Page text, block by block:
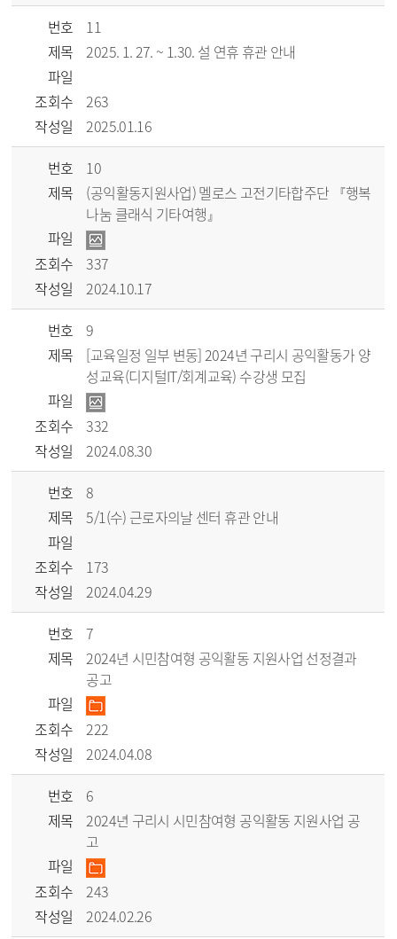
번호
11
제목
2025. 1. 27. ~ 1.30. 설 연휴 휴관 안내
파일
조회수
263
작성일
2025.01.16
번호
10
제목
(공익활동지원사업) 멜로스 고전기타합주단 『행복
나눔 클래식 기타여행』
파일
조회수
337
작성일
2024.10.17
번호
9
제목
[교육일정 일부 변동] 2024년 구리시 공익활동가 양
성교육(디지털IT/회계교육) 수강생 모집
파일
조회수
332
작성일
2024.08.30
번호
8
제목
5/1(수) 근로자의날 센터 휴관 안내
파일
조회수
173
작성일
2024.04.29
번호
7
제목
2024년 시민참여형 공익활동 지원사업 선정결과
공고
파일
조회수
222
작성일
2024.04.08
번호
6
제목
2024년 구리시 시민참여형 공익활동 지원사업 공
고
파일
조회수
243
작성일
2024.02.26